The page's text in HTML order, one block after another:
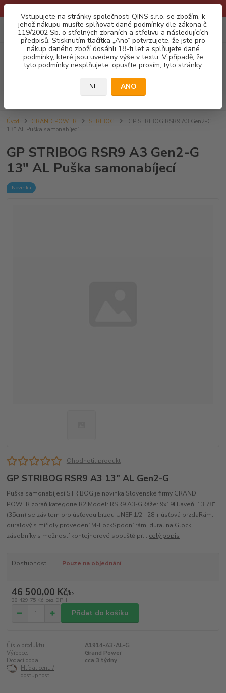
Vstupujete na stránky společnosti QINS s.r.o. se zbožím, k
jehož nákupu musíte splňovat dané podmínky dle zákona č.
119/2002 Sb. o střelných zbraních a střelivu a následujících
předpisů. Stisknutím tlačítka „Ano“ potvrzujete, že jste pro
nákup daného zboží dosáhli 18-ti let a splňujete dané
podmínky, které jsou uvedeny výše v textu. V případě, že
tyto podmínky nesplňujete, opusťte prosím, tyto stránky.
NE ANO
Menu
CZK 0
za0,00 Kč
Úvod GRAND POWER STRIBOG
GP STRIBOG RSR9 A3 Gen2-G
13" AL Puška samonabíjecí
GP STRIBOG RSR9 A3 Gen2-G
13" AL Puška samonabíjecí
Novinka
Ohodnotit produkt
GP STRIBOG RSR9 A3 13" AL Gen2-G
Puška samonabíjesí STRIBOG je novinka Slovenské firmy GRAND
POWER.zbraň kategorie R2 Model: RSR9 A3-GRáže: 9x19Hlaveň: 13,78"
(35cm) se závitem pro úsťovou brzdu UNEF 1/2"-28 + úsťová brzdaRám:
duralový s mířidly provedení M-LockSpodní rám: dural na Glock
zásobníky s možností kontejnerové spouště pr... celý popis
Dostupnost Pouze na objednání
46 500,00 Kč/ks
38 429,75 Kč bez DPH
Přidat do košíku
Číslo produktu:
A1914-A3-AL-G
Výrobce:
Grand Power
Dodací doba:
cca 3 týdny
Hlídat cenu /
dostupnost